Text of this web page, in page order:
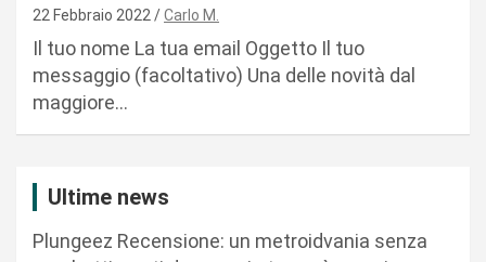
22 Febbraio 2022 Carlo M.
Il tuo nome La tua email Oggetto Il tuo
messaggio (facoltativo) Una delle novità dal
maggiore…
Ultime news
Plungeez Recensione: un metroidvania senza